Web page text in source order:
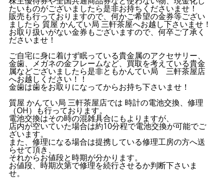
たいものがございましたら是非お持ちくださいませ！
販売も行っておりますので、何かご希望の金券等ござい
ましたら 質屋 かんてい局 三軒茶屋へお越し下さいませ！
お取り扱いがない金券もございますので、何卒ご了承く
ださいませ！
ご自宅に身に着けず眠っている貴金属のアクセサリー、
金歯、メガネの金フレームなど、買取を考えている貴金
属などございましたら是非ともかんてい局 三軒茶屋店
へお越しください！！
金歯は歯をお取りになってからお持ち下さいませ！
質屋 かんてい局 三軒茶屋店では 時計の電池交換、修理
（OH）も行っております。
電池交換はその時の混雑具合にもよりますが、
店内が空いていた場合は約10分程で電池交換が可能でご
ざいます。
また、修理になる場合は提携している修理工房の方へ送
らせて頂き、
それからお値段と時期が分かります。
お値段、時期次第で修理を続行させるか判断下さいま
せ。